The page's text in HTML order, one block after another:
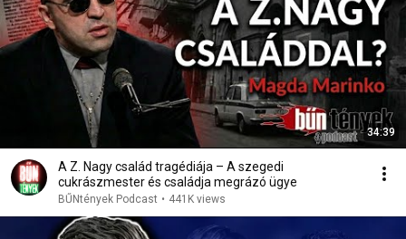
34:39
A Z. Nagy család tragédiája – A szegedi
cukrászmester és családja megrázó ügye
BŰNtények Podcast • 441K views